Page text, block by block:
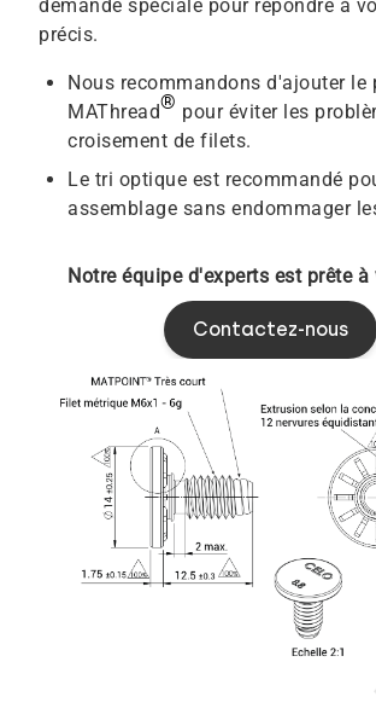
demande spéciale pour répondre à
précis.
Nous recommandons d'ajouter le
MAThread® pour éviter les
croisement de filets.
Le tri optique est recommandé
assemblage sans endommager
Notre équipe d'experts est prête à
Contactez-nous